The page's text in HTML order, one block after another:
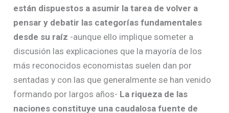
están dispuestos a asumir la tarea de volver a
pensar y debatir las categorías fundamentales
desde su raíz -aunque ello implique someter a
discusión las explicaciones que la mayoría de los
más reconocidos economistas suelen dan por
sentadas y con las que generalmente se han venido
formando por largos años- La riqueza de las
naciones constituye una caudalosa fuente de